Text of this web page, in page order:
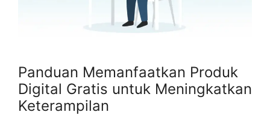
Panduan Memanfaatkan Produk
Digital Gratis untuk Meningkatkan
Keterampilan